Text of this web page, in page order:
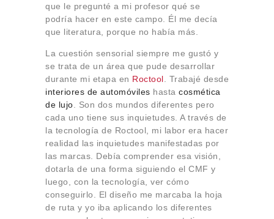
que le pregunté a mi profesor qué se
podría hacer en este campo. Él me decía
que literatura, porque no había más.
La cuestión sensorial siempre me gustó y
se trata de un área que pude desarrollar
durante mi etapa en Roctool . Trabajé desde
interiores de automóviles hasta cosmética
de lujo . Son dos mundos diferentes pero
cada uno tiene sus inquietudes. A través de
la tecnología de Roctool, mi labor era hacer
realidad las inquietudes manifestadas por
las marcas. Debía comprender esa visión,
dotarla de una forma siguiendo el CMF y
luego, con la tecnología, ver cómo
conseguirlo. El diseño me marcaba la hoja
de ruta y yo iba aplicando los diferentes